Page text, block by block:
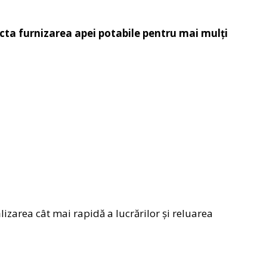
furnizarea apei potabile pentru mai mulți
cât mai rapidă a lucrărilor și reluarea